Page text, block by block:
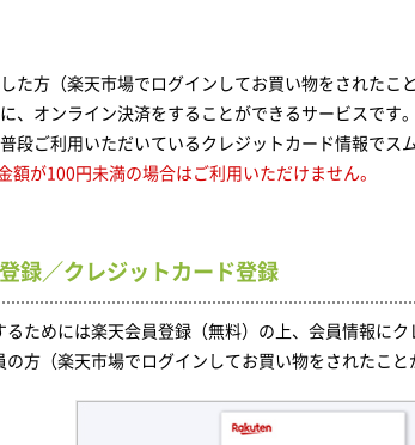
た方（楽天市場でログインしてお買い物をされたこ
、オンライン決済をすることができるサービスで
段ご利用いただいているクレジットカード情報でス
が100円未満の場合はご利用いただけません。
録／クレジットカード登録
ためには楽天会員登録（無料）の上、会員情報にク
方（楽天市場でログインしてお買い物をされたこと